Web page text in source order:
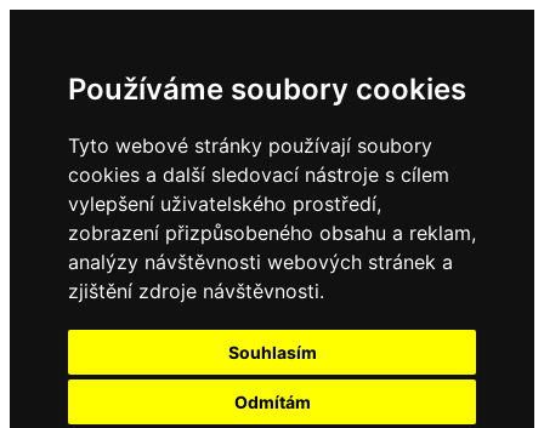
Používáme soubory cookies
Tyto webové stránky používají soubory
cookies a další sledovací nástroje s cílem
vylepšení uživatelského prostředí,
zobrazení přizpůsobeného obsahu a reklam,
analýzy návštěvnosti webových stránek a
zjištění zdroje návštěvnosti.
Souhlasím
Odmítám